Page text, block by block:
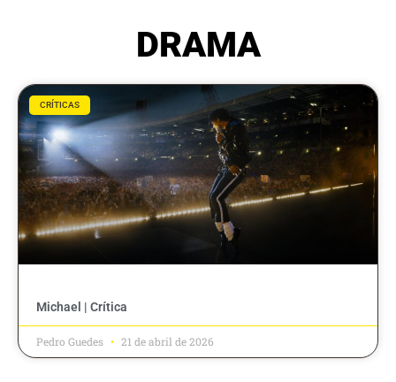
DRAMA
CRÍTICAS
Michael | Crítica
Pedro Guedes 21 de abril de 2026